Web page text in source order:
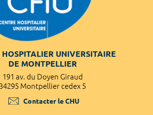
HOSPITALIER UNIVERSITAIRE
DE MONTPELLIER
191 av. du Doyen Giraud
34295 Montpellier cedex 5
Contacter le CHU